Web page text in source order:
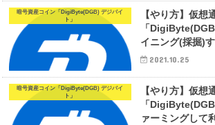
暗号資産コイン「DigiByte(DGB) デジバイ
ト」
【やり方】仮想
「
イニング(採掘)
2021.10.25
暗号資産コイン「DigiByte(DGB) デジバイ
ト」
【やり方】仮想
「
ァーミングして